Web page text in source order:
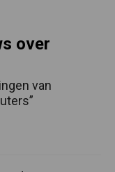
over
van